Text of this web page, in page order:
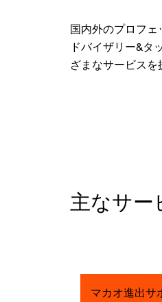
国内外のプロフ
ドバイザリー&タ
ざまなサービスを
主なサー
マカオ進出サ